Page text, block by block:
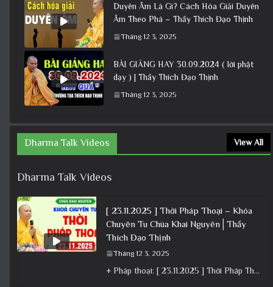
Duyên Âm Là Gì? Cách Hóa Giải Duyên
Âm Theo Phá – Thầy Thích Đạo Thịnh
Tháng 12 3, 2025
BÀI GIẢNG HAY 30.09.2024 ( lời phật
dạy ) | Thầy Thích Đạo Thịnh
Tháng 12 3, 2025
Dharma Talk Videos View All
Dharma Talk Videos
[ 23.11.2025 ] Thời Pháp Thoại – Khóa
Chuyên Tu Chùa Khai Nguyên│Thầy
Thích Đạo Thịnh
Tháng 12 3, 2025
+ Pháp thoại: [ 23.11.2025 ] Thời Pháp Thoại – Khóa Chuyên Tu Chùa Khai Nguyên│Thầy Thích Đạo Thịnh +